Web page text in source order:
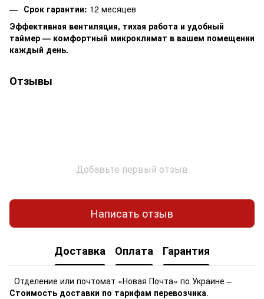
Срок гарантии: 12 месяцев
Эффективная вентиляция, тихая работа и удобный
таймер — комфортный микроклимат в вашем помещении
каждый день.
Отзывы
Добавьте первый отзыв
Написать отзыв
Доставка Оплата Гарантия
Отделение или почтомат «Новая Почта» по Украине –
Стоимость доставки по тарифам перевозчика.